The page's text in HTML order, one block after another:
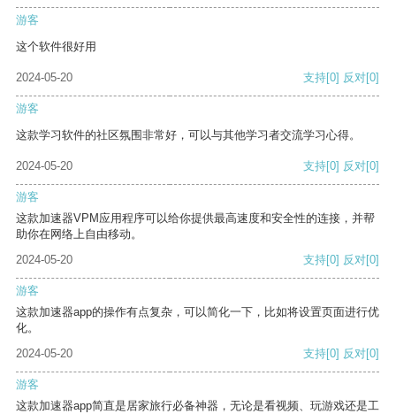
游客
这个软件很好用
2024-05-20 支持[0] 反对[0]
游客
这款学习软件的社区氛围非常好，可以与其他学习者交流学习心得。
2024-05-20 支持[0] 反对[0]
游客
这款加速器VPM应用程序可以给你提供最高速度和安全性的连接，并帮
助你在网络上自由移动。
2024-05-20
支持[0] 反对[0]
游客
这款加速器app的操作有点复杂，可以简化一下，比如将设置页面进行优
化。
2024-05-20
支持[0] 反对[0]
游客
这款加速器app简直是居家旅行必备神器，无论是看视频、玩游戏还是工